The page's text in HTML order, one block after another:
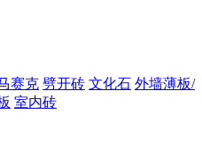
赛克 劈开砖 文化石 外墙薄板/
室内砖